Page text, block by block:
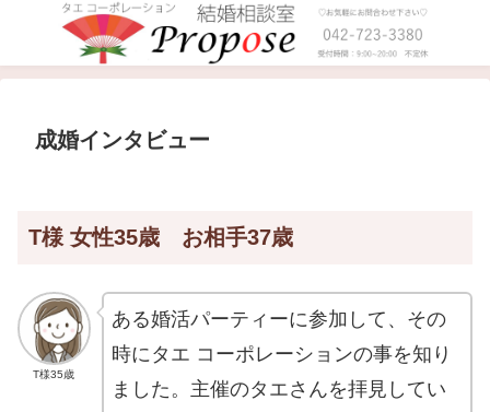
成婚インタビュー
T様 女性35歳 お相手37歳
T様35歳
ある婚活パーティーに参加して、その
時にタエ コーポレーションの事を知り
ました。主催のタエさんを拝見してい